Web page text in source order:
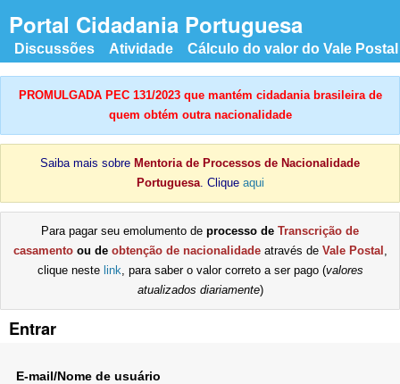
Portal Cidadania Portuguesa
Discussões Atividade Cálculo do valor do Vale Postal
PROMULGADA PEC 131/2023 que mantém cidadania brasileira de
quem obtém outra nacionalidade
Saiba mais sobre Mentoria de Processos de Nacionalidade
Portuguesa. Clique aqui
Para pagar seu emolumento de processo de Transcrição de
casamentoou de obtenção de nacionalidadeatravés de Vale Postal ,
clique neste link, para saber o valor correto a ser pago (valores
atualizados diariamente)
Entrar
E-mail/Nome de usuário